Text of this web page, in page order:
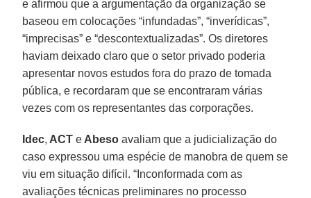
e afirmou que a argumentação da organização se
baseou em colocações “infundadas”, “inverídicas”,
“imprecisas” e “descontextualizadas”. Os diretores
haviam deixado claro que o setor privado poderia
apresentar novos estudos fora do prazo de tomada
pública, e recordaram que se encontraram várias
vezes com os representantes das corporações.
Idec, ACT e Abeso avaliam que a judicialização do
caso expressou uma espécie de manobra de quem se
viu em situação difícil. “Inconformada com as
avaliações técnicas preliminares no processo